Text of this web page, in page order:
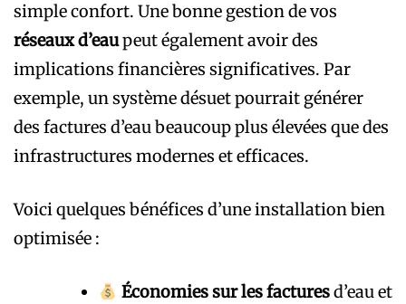
simple confort. Une bonne gestion de vos
réseaux d’eaupeut également avoir des
implications financières significatives. Par
exemple, un système désuet pourrait générer
des factures d’eau beaucoup plus élevées que des
infrastructures modernes et efficaces.
Voici quelques bénéfices d’une installation bien
optimisée :
Économies sur les facturesd’eau et